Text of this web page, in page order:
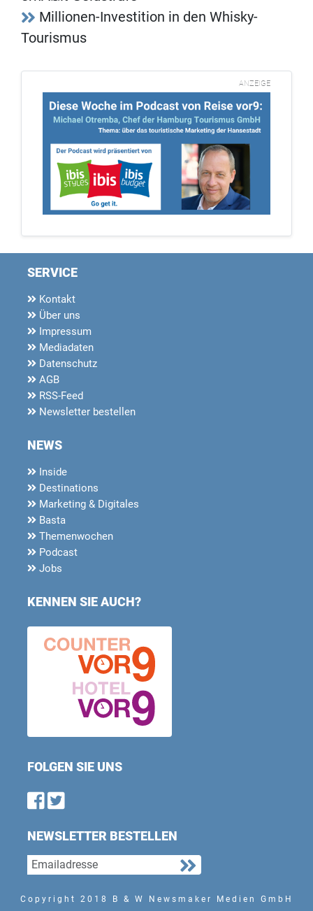
Millionen-Investition in den Whisky-
Tourismus
ANZEIGE
SERVICE
Kontakt
Über uns
Impressum
Mediadaten
Datenschutz
AGB
RSS-Feed
Newsletter bestellen
NEWS
Inside
Destinations
Marketing & Digitales
Basta
Themenwochen
Podcast
Jobs
KENNEN SIE AUCH?
FOLGEN SIE UNS
Find us on Facebook
Follow us on Twitter
NEWSLETTER BESTELLEN
Copyright 2018 B & W Newsmaker Medien GmbH